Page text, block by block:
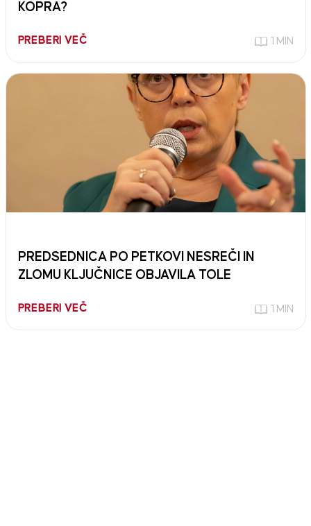
KOPRA?
PREBERI VEČ 1 MIN
PREDSEDNICA PO PETKOVI NESREČI IN
ZLOMU KLJUČNICE OBJAVILA TOLE
PREBERI VEČ 1 MIN